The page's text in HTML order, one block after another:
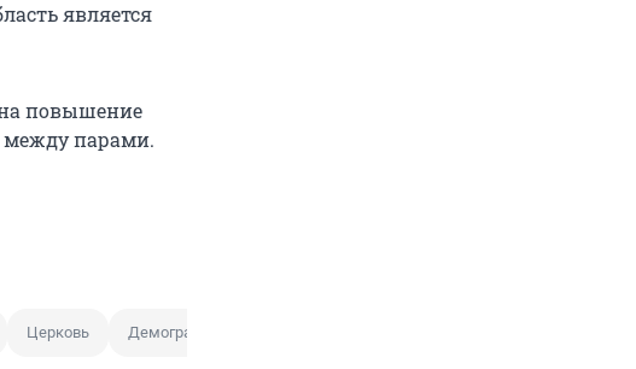
является
повышение
между парами.
Церковь Демографический кризис